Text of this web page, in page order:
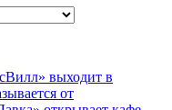
выходит в
от